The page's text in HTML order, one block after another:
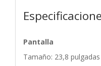
Pantalla
Tamaño: 23,8